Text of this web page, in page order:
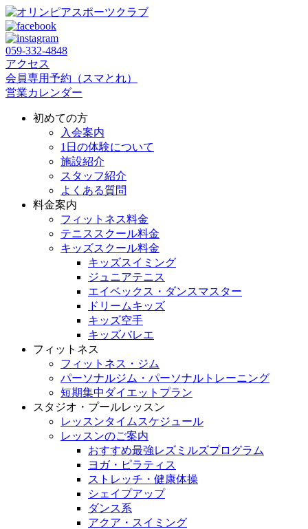
059‐332‐4848
アクセス
会員専用予約（スマとれ）
営業カレンダー
初めての方
入会案内
1日の体験について
施設紹介
スタッフ紹介
よくある質問
料金案内
フィットネス料金
テニススクール料金
キッズスクール料金
キッズスイミング
ジュニアテニス
エイベックス・ダンスマスター
ドリームキッズ
キッズ空手
キッズバレエ
フィットネス
フィットネス・ジム
パーソナルジム・パーソナルトレーニング
短期集中ダイエットプラン
スタジオ・プールレッスン
レッスンタイムスケジュール
レッスンのご案内
おすすめ最強レズミルズプログラム
ヨガ・ピラティス
ストレッチ・健康体操
シェイプアップ
ダンス系
アクア・スイミング